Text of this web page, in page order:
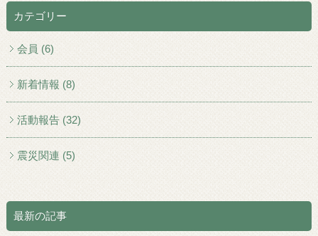
カテゴリー
会員 (6)
新着情報 (8)
活動報告 (32)
震災関連 (5)
最新の記事